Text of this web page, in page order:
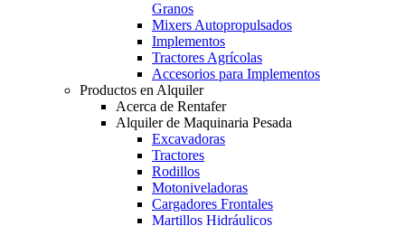
Granos
Mixers Autopropulsados
Implementos
Tractores Agrícolas
Accesorios para Implementos
Productos en Alquiler
Acerca de Rentafer
Alquiler de Maquinaria Pesada
Excavadoras
Tractores
Rodillos
Motoniveladoras
Cargadores Frontales
Martillos Hidráulicos